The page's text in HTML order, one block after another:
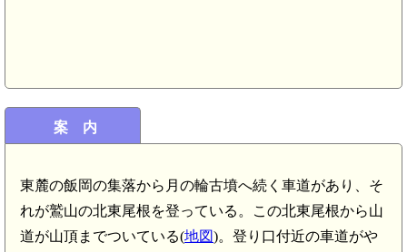
案 内
東麓の飯岡の集落から月の輪古墳へ続く車道があり、そ
れが鷲山の北東尾根を登っている。この北東尾根から山
道が山頂までついている(地図)。登り口付近の車道がや